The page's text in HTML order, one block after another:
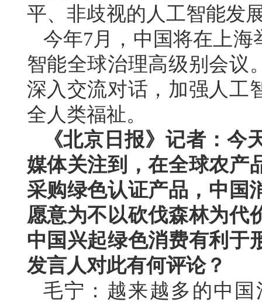
平、非歧视的人工智能发
今年7月，中国将在上海
智能全球治理高级别会议
深入交流对话，加强人工
全人类福祉。
《北京日报》记者：今
媒体关注到，在全球农产
采购绿色认证产品，中国
愿意为不以砍伐森林为代
中国兴起绿色消费有利于
发言人对此有何评论？
毛宁：越来越多的中